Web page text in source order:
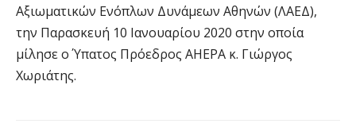
Αξιωματικών Ενόπλων Δυνάμεων Αθηνών (ΛΑΕΔ),
την Παρασκευή 10 Ιανουαρίου 2020 στην οποία
μίλησε ο Ύπατος Πρόεδρος ΑHEPA κ. Γιώργος
Χωριάτης.